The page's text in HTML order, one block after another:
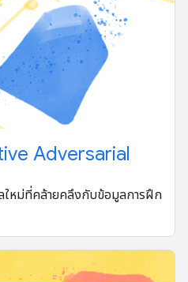
Adversarial
ใหม่ที่คล้ายคลึงกับข้อมูลการฝึก